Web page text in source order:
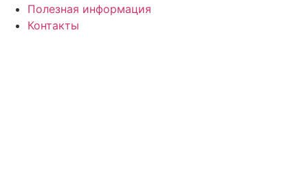
Полезная информация
Контакты